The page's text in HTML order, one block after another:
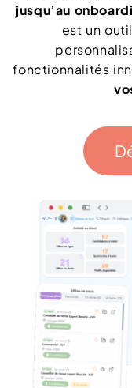
jusqu’au
est un
fonctionnalités